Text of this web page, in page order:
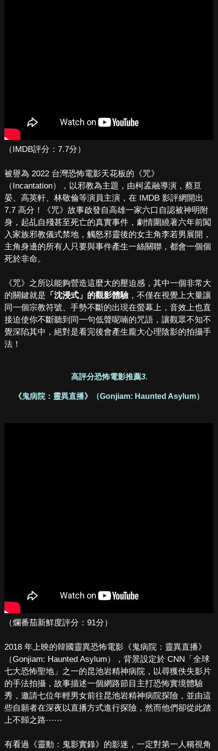
（IMDB評分：7.7分）
被譽為 2022 台灣恐怖電影天花板的《咒》
（Incantation），以邪教為主題，由柯孟融導演，蔡亘
晏、高英軒、林敬倫等演員主演，在 IMDB 影評網開出
7.7 高分！《咒》故事啟發自高雄一家六口自認被神明附
身，起乩自殘甚至死亡的真實事件，劇情圍繞著六年前闖
入家族邪教儀式禁地，觸怒邪靈後的女主角李若男展開，
主角身邊的所有人只要與事件產生一絲關聯，都會一個個
死於非命。
《咒》之所以能夠營造這麼大的壓迫感，其中一個非常大
的關鍵就是 「沈浸式」的觀影體驗，不僅在視覺上大量讓
同一個宗教符號、手勢不斷的出現在螢幕上，音效上也直
接迫使你不斷聽到同一句低聲呢喃的咒語，讓觀眾不知不
覺深陷其中，絕對是看完後會產生龐大心理陰影的拍攝手
法！
高評分恐怖電影推薦3.
《鬼病院：靈異直播》（Gonjiam: Haunted Asylum）
（爛番茄新鮮度評分：91分）
2018 年上映的韓國靈異恐怖電影《鬼病院：靈異直播》
（Gonjiam: Haunted Asylum），背景設定於 CNN「全球
七大恐怖聖地」之一的昆池岩精神病院，以尋獲佚失影片
的手法拍攝，故事描述一個網路節目主打恐怖實境體驗
秀，邀請七位年輕男女前往昆池岩精神病院探險，並由這
些自願者在深夜以直播方式進行探險，然而他們卻從此踏
上不歸之路⋯⋯
有看過《靈動：鬼影實錄》的影迷，一定對第一人稱視角